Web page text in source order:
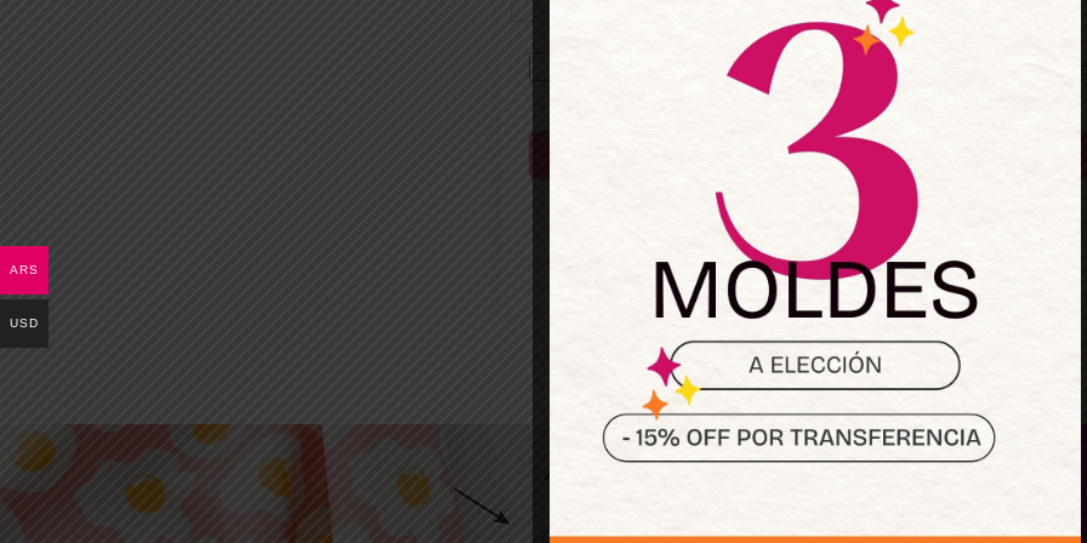
Mantenerme conectado ¿Olvidaste la
Acceder
¿No tienes una cuenta? Regístrate ahora
ARS
USD